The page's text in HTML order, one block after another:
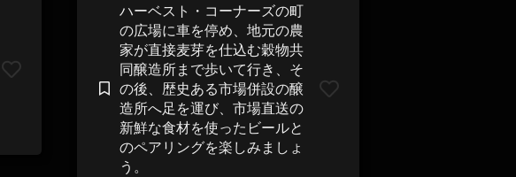
ハーベスト・コーナーズの町
の広場に車を停め、地元の農
家が直接麦芽を仕込む穀物共
同醸造所まで歩いて行き、そ
の後、歴史ある市場併設の醸
造所へ足を運び、市場直送の
新鮮な食材を使ったビールと
のペアリングを楽​​しみましょ
う。